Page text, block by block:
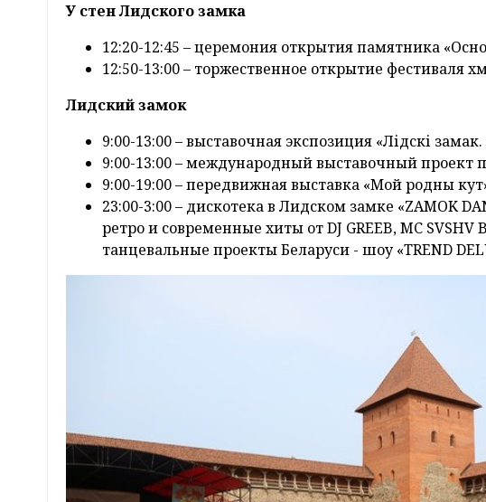
У стен Лидского замка
12:20-12:45 – церемония открытия памятника
12:50-13:00 – торжественное открытие фестиваля
Лидский замок
9:00-13:00 – выставочная экспозиция «Лідскі
9:00-13:00 – международный выставочный проект
9:00-19:00 – передвижная выставка «Мой родны
23:00-3:00 – дискотека в Лидском замке «ZAMОK
ретро и современные хиты от DJ GREEB, MC
танцевальные проекты Беларуси - шоу «TREND